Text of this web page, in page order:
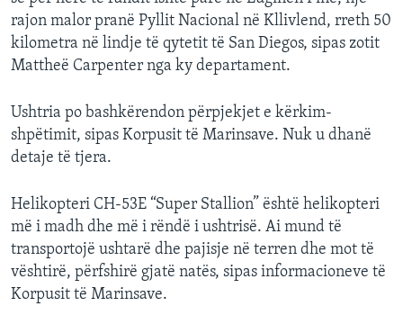
rajon malor pranë Pyllit Nacional në Kllivlend, rreth 50
kilometra në lindje të qytetit të San Diegos, sipas zotit
Mattheë Carpenter nga ky departament.
Ushtria po bashkërendon përpjekjet e kërkim-
shpëtimit, sipas Korpusit të Marinsave. Nuk u dhanë
detaje të tjera.
Helikopteri CH-53E “Super Stallion” është helikopteri
më i madh dhe më i rëndë i ushtrisë. Ai mund të
transportojë ushtarë dhe pajisje në terren dhe mot të
vështirë, përfshirë gjatë natës, sipas informacioneve të
Korpusit të Marinsave.